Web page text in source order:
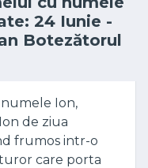
24 Iunie -
Botezătorul
Ion,
de ziua
frumos intr-o
care porta